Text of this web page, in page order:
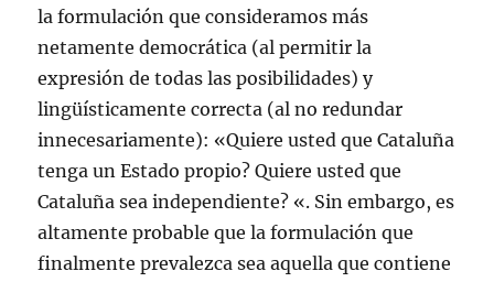
la formulación que consideramos más
netamente democrática (al permitir la
expresión de todas las posibilidades) y
lingüísticamente correcta (al no redundar
innecesariamente): «Quiere usted que Cataluña
tenga un Estado propio? Quiere usted que
Cataluña sea independiente? «. Sin embargo, es
altamente probable que la formulación que
finalmente prevalezca sea aquella que contiene